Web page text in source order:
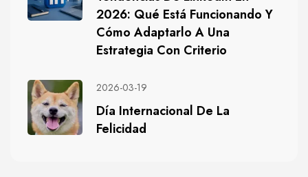
2026: Qué Está Funcionando Y
Cómo Adaptarlo A Una
Estrategia Con Criterio
2026-03-19
Día Internacional De La
Felicidad